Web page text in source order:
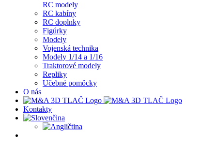
RC modely
RC kabíny
RC doplnky
Figúrky
Modely
Vojenská technika
Modely 1/14 a 1/16
Traktorové modely
Repliky
Učebné pomôcky
O nás
Kontakty